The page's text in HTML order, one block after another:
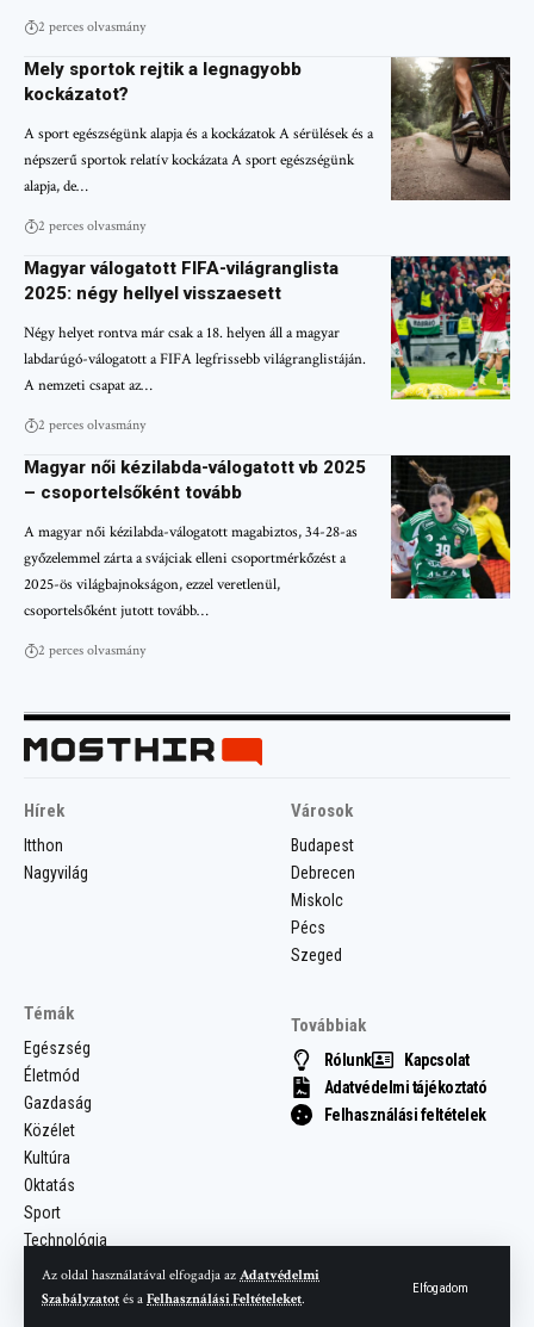
Az oldal használatával elfogadja az Adatvédelmi
Szabályzatot és a Felhasználási Feltételeket.
Elfogadom
2 perces olvasmány
Mely sportok rejtik a legnagyobb
kockázatot?
A sport egészségünk alapja és a kockázatok A sérülések és a
népszerű sportok relatív kockázata A sport egészségünk
alapja, de…
2 perces olvasmány
Magyar válogatott FIFA-világranglista
2025: négy hellyel visszaesett
Négy helyet rontva már csak a 18. helyen áll a magyar
labdarúgó-válogatott a FIFA legfrissebb világranglistáján.
A nemzeti csapat az…
2 perces olvasmány
Magyar női kézilabda-válogatott vb 2025
– csoportelsőként tovább
A magyar női kézilabda-válogatott magabiztos, 34-28-as
győzelemmel zárta a svájciak elleni csoportmérkőzést a
2025-ös világbajnokságon, ezzel veretlenül,
csoportelsőként jutott tovább…
2 perces olvasmány
Hírek
Itthon
Nagyvilág
Városok
Budapest
Debrecen
Miskolc
Pécs
Szeged
Témák
Egészség
Életmód
Gazdaság
Közélet
Kultúra
Oktatás
Sport
Technológia
Továbbiak
Rólunk
Kapcsolat
Adatvédelmi tájékoztató
Felhasználási feltételek
© 2025 Most Hír. Minden jog fenntartva.